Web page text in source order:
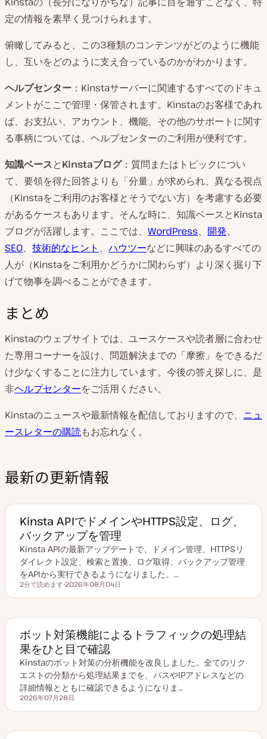
定の情報を素早く見つけられます。
俯瞰してみると、この3種類のコンテンツがどのように機能
し、互いをどのように支え合っているのかがわかります。
ヘルプセンター ：Kinstaサーバーに関連するすべてのドキュ
メントがここで管理・保管されます。Kinstaのお客様であれ
ば、お支払い、アカウント、機能、その他のサポートに関す
る事柄については、ヘルプセンターのご利用が便利です。
知識ベースとKinstaブログ：質問またはトピックについ
て、要領を得た回答よりも「分量」が求められ、異なる視点
（Kinstaをご利用のお客様とそうでない方）を考慮する必要
があるケースもあります。そんな時に、知識ベースとKinsta
ブログが活躍します。ここでは、 WordPress、 開発、
SEO、 技術的なヒント 、 ハウツーなどに興味のあるすべての
人が（Kinstaをご利用かどうかに関わらず）より深く掘り下
げて物事を調べることができます。
まとめ
Kinstaのウェブサイトでは、ユースケースや読者層に合わせ
た専用コーナーを設け、問題解決までの「摩擦」をできるだ
け少なくすることに注力しています。今後の答え探しに、是
非ヘルプセンターをご活用ください。
Kinstaのニュースや最新情報を配信しておりますので、 ニュ
ースレターの購読もお忘れなく。
最新の更新情報
Kinsta APIでドメインやHTTPS設定、ログ、
バックアップを管理
Kinsta APIの最新アップデートで、ドメイン管理、HTTPSリ
ダイレクト設定、検索と置換、ログ取得、バックアップ管理
をAPIから実行できるようになりました。…
読むのにかかる時間
2分で読めます
新
2026年08月04日
ボット対策機能によるトラフィックの処理結
果をひと目で確認
Kinstaのボット対策の分析機能を改良しました。全てのリク
エストの分類から処理結果までを、パスやIPアドレスなどの
詳細情報とともに確認できるようになりま…
更新日
2026年07月28日